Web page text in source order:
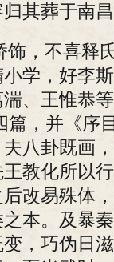
其葬于南
，不喜释
学，好李
、王惟恭
篇，并《序
八卦既画
教化所以
改易殊体
本。及暴
，巧伪日